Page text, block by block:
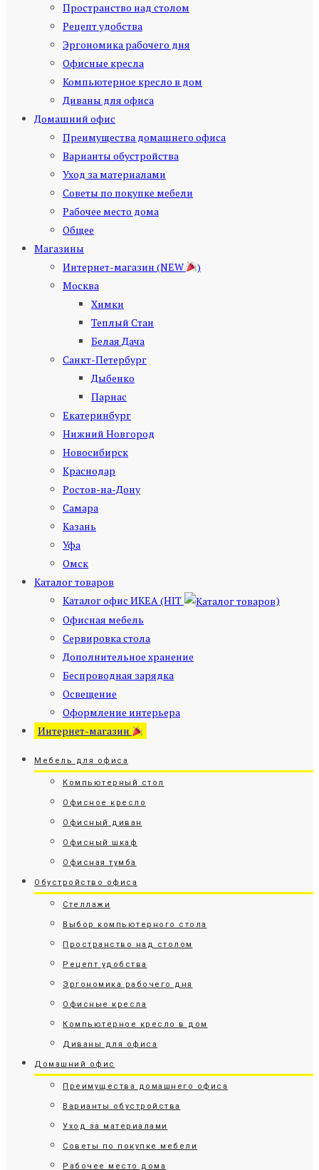
Пространство над столом
Рецепт удобства
Эргономика рабочего дня
Офисные кресла
Компьютерное кресло в дом
Диваны для офиса
Домашний офис
Преимущества домашнего офиса
Варианты обустройства
Уход за материалами
Советы по покупке мебели
Рабочее место дома
Общее
Магазины
Интернет-магазин (NEW
)
Москва
Химки
Теплый Стан
Белая Дача
Санкт-Петербург
Дыбенко
Парнас
Екатеринбург
Нижний Новгород
Новосибирск
Краснодар
Ростов-на-Дону
Самара
Казань
Уфа
Омск
Каталог товаров
Каталог офис ИКЕА (HIT
)
Офисная мебель
Сервировка стола
Дополнительное хранение
Беспроводная зарядка
Освещение
Оформление интерьера
Интернет-магазин
Мебель для офиса
Компьютерный стол
Офисное кресло
Офисный диван
Офисный шкаф
Офисная тумба
Обустройство офиса
Стеллажи
Выбор компьютерного стола
Пространство над столом
Рецепт удобства
Эргономика рабочего дня
Офисные кресла
Компьютерное кресло в дом
Диваны для офиса
Домашний офис
Преимущества домашнего офиса
Варианты обустройства
Уход за материалами
Советы по покупке мебели
Рабочее место дома